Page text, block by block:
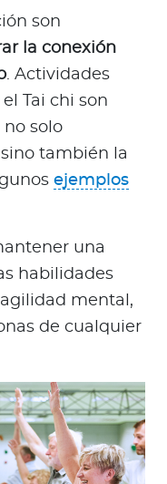
son
la conexión
. Actividades
Tai chi son
solo
también la
ejemplos
una
habilidades
mental,
de cualquier